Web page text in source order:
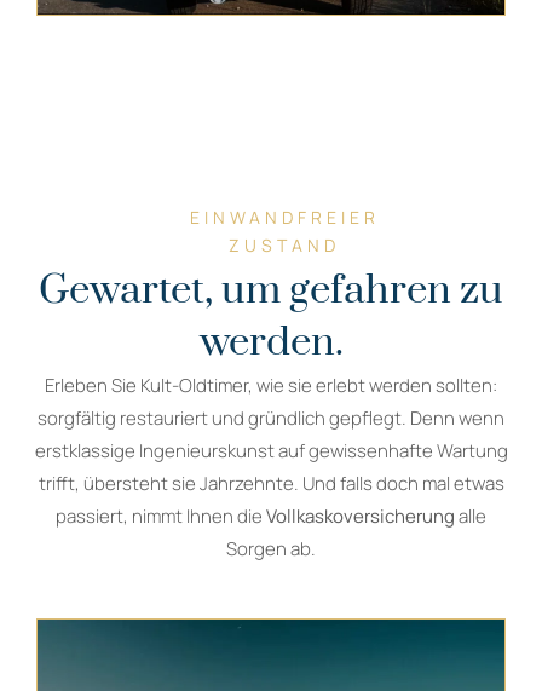
EINWANDFREIER
ZUSTAND
Gewartet, um gefahren zu
werden.
Erleben Sie Kult-Oldtimer, wie sie erlebt werden sollten:
sorgfältig restauriert und gründlich gepflegt. Denn wenn
erstklassige Ingenieurskunst auf gewissenhafte Wartung
trifft, übersteht sie Jahrzehnte. Und falls doch mal etwas
passiert, nimmt Ihnen dieVollkaskoversicherungalle
Sorgen ab.